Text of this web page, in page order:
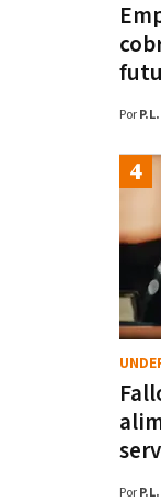
Por P.L.
Por P.L.